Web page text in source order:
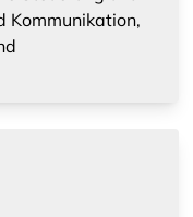
Kommunikation,